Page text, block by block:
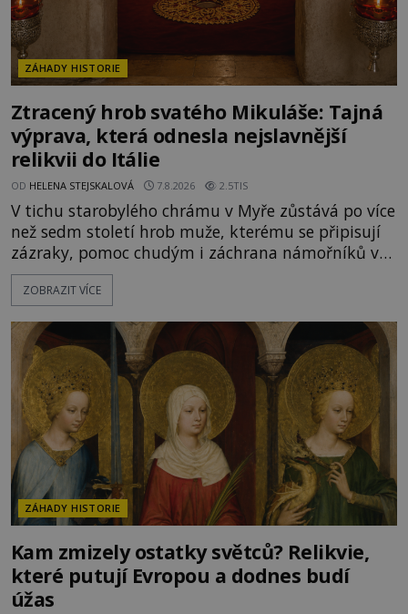
ZÁHADY HISTORIE
Ztracený hrob svatého Mikuláše: Tajná
výprava, která odnesla nejslavnější
relikvii do Itálie
OD HELENA STEJSKALOVÁ 7.8.2026 2.5TIS
V tichu starobylého chrámu v Myře zůstává po více
než sedm století hrob muže, kterému se připisují
zázraky, pomoc chudým i záchrana námořníků v
bouřích. Pak ale přichází rok 1087 a klidné místo
se mění v dějiště podivné noční výpravy. Skupina
Mikuláše a odváží jeho ostatky přes moře do Bari.
Je to zbožná záchrana před nebezpečím, nebo
promyšlená krádež,
ZOBRAZIT VÍCE
ZÁHADY HISTORIE
Kam zmizely ostatky světců? Relikvie,
které putují Evropou a dodnes budí
úžas